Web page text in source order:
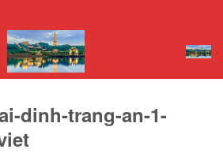
dinh-trang-an-1-